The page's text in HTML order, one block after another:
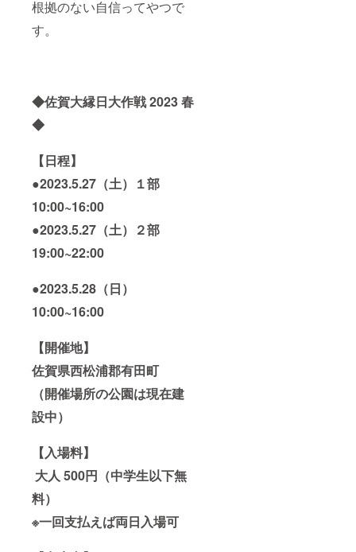
根拠のない自信ってやつで
す。
◆佐賀大縁日大作戦 2023 春
◆
【日程】
●2023.5.27（土）１部
10:00~16:00
●2023.5.27（土）２部
19:00~22:00
●2023.5.28（日）
10:00~16:00
【開催地】
佐賀県西松浦郡有田町
（開催場所の公園は現在建
設中）
【入場料】
大人 500円（中学生以下無
料）
※一回支払えば両日入場可